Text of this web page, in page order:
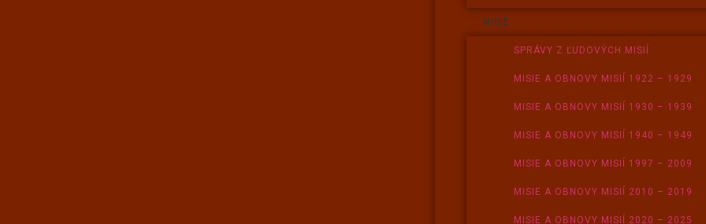
MISIE
SPRÁVY Z ĽUDOVÝCH MISIÍ
MISIE A OBNOVY MISIÍ 1922 – 1929
MISIE A OBNOVY MISIÍ 1930 – 1939
MISIE A OBNOVY MISIÍ 1940 – 1949
MISIE A OBNOVY MISIÍ 1997 – 2009
MISIE A OBNOVY MISIÍ 2010 – 2019
MISIE A OBNOVY MISIÍ 2020 – 2025